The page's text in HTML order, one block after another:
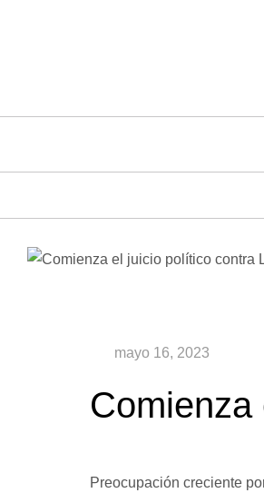
Preocupación creciente